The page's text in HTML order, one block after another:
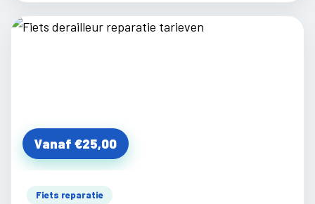
Vanaf €25,00
Fiets reparatie